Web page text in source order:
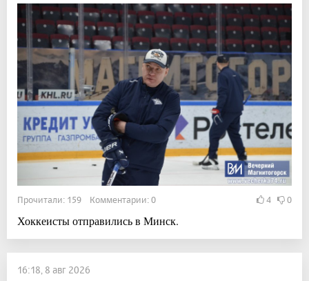
Прочитали: 159 Комментарии: 0 4 0
Хоккеисты отправились в Минск.
16:18, 8 авг 2026